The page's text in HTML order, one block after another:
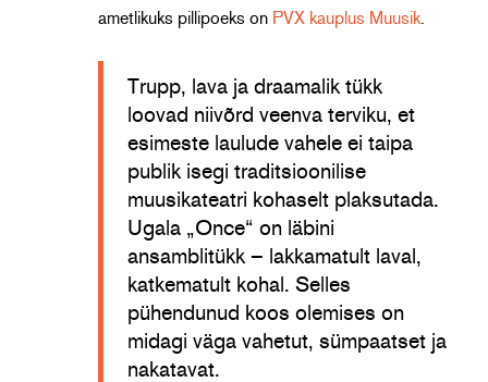
ametlikuks pillipoeks on PVX kauplus Muusik.
Trupp, lava ja draamalik tükk
loovad niivõrd veenva terviku, et
esimeste laulude vahele ei taipa
publik isegi traditsioonilise
muusikateatri kohaselt plaksutada.
Ugala „Once“ on läbini
ansamblitükk – lakkamatult laval,
katkematult kohal. Selles
pühendunud koos olemises on
midagi väga vahetut, sümpaatset ja
nakatavat.